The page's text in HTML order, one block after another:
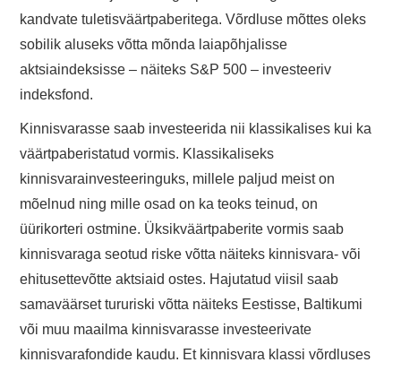
kandvate tuletisväärtpaberitega. Võrdluse mõttes oleks
sobilik aluseks võtta mõnda laiapõhjalisse
aktsiaindeksisse – näiteks S&P 500 – investeeriv
indeksfond.
Kinnisvarasse saab investeerida nii klassikalises kui ka
väärtpaberistatud vormis. Klassikaliseks
kinnisvarainvesteeringuks, millele paljud meist on
mõelnud ning mille osad on ka teoks teinud, on
üürikorteri ostmine. Üksikväärtpaberite vormis saab
kinnisvaraga seotud riske võtta näiteks kinnisvara- või
ehitusettevõtte aktsiaid ostes. Hajutatud viisil saab
samaväärset tururiski võtta näiteks Eestisse, Baltikumi
või muu maailma kinnisvarasse investeerivate
kinnisvarafondide kaudu. Et kinnisvara klassi võrdluses